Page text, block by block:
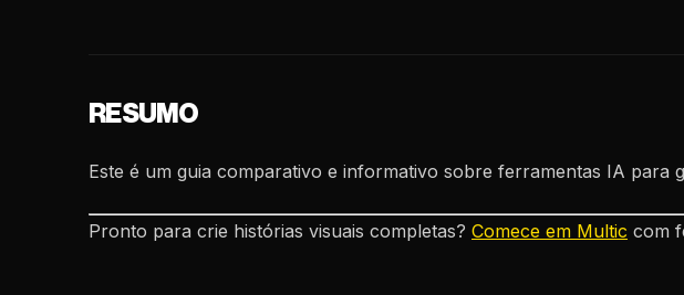
RESUMO
Este é um guia comparativo e informativo sobre ferramentas IA para
Pronto para crie histórias visuais completas? Comece em Multic com